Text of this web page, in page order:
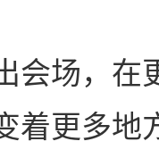
场，在
着更多地